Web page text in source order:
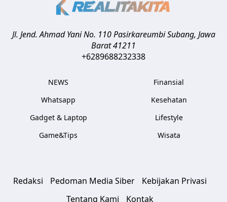
Jl. Jend. Ahmad Yani No. 110 Pasirkareumbi Subang, Jawa
Barat41211
+6289688232338
NEWS
Whatsapp
Gadget & Laptop
Game&Tips
Finansial
Kesehatan
Lifestyle
Wisata
Redaksi Pedoman Media Siber
Kebijakan Privasi
Tentang Kami
Kontak